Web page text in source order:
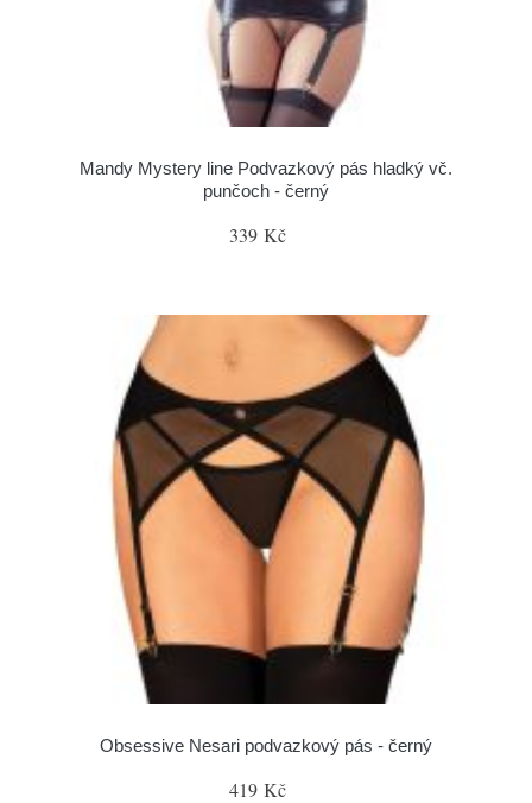
Mandy Mystery line Podvazkový pás hladký vč.
punčoch - černý
339 Kč
Obsessive Nesari podvazkový pás - černý
419 Kč